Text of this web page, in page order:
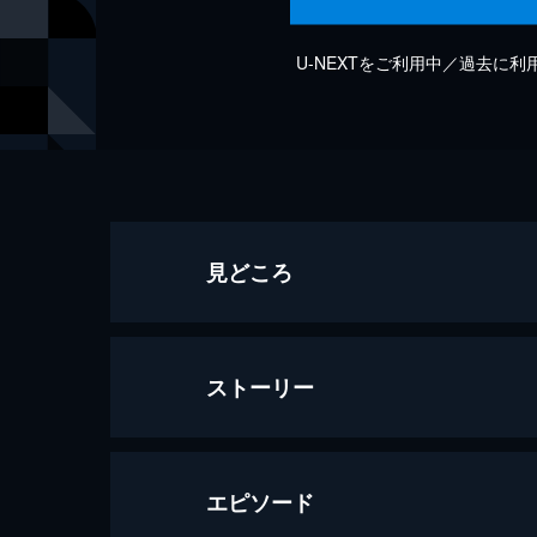
U-NEXTをご利用中／過去に利
見どころ
ストーリー
エピソード